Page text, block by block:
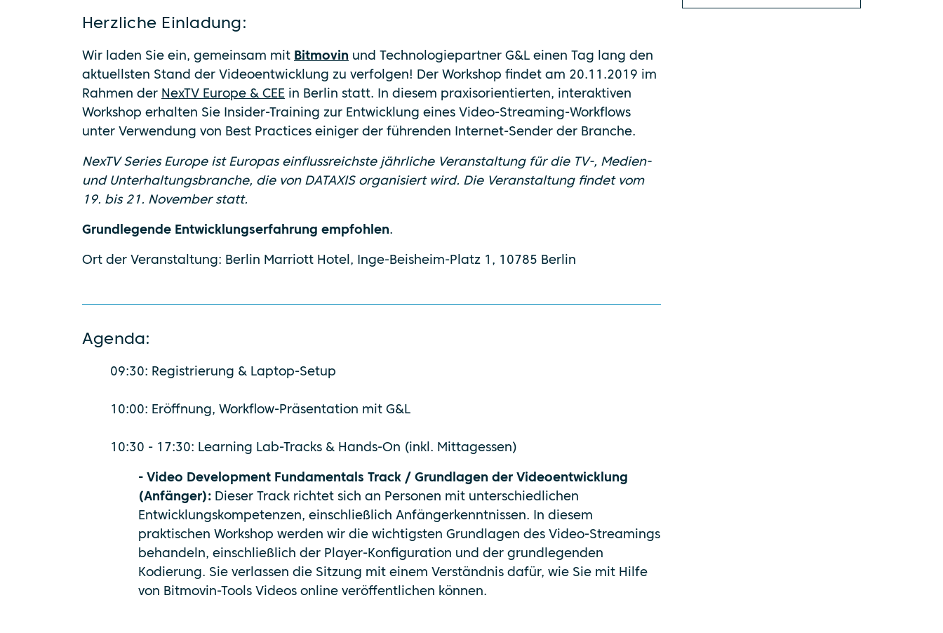
Herzliche Einladung:
Wir laden Sie ein, gemeinsam mit Bitmovin und Technologiepartner G&L einen Tag lang den
aktuellsten Stand der Videoentwicklung zu verfolgen! Der Workshop findet am 20.11.2019 im
Rahmen der NexTV Europe & CEE in Berlin statt. In diesem praxisorientierten, interaktiven
Workshop erhalten Sie Insider-Training zur Entwicklung eines Video-Streaming-Workflows
unter Verwendung von Best Practices einiger der führenden Internet-Sender der Branche.
NexTV Series Europe ist Europas einflussreichste jährliche Veranstaltung für die TV-, Medien-
und Unterhaltungsbranche, die von DATAXIS organisiert wird. Die Veranstaltung findet vom
19. bis 21. November statt.
Grundlegende Entwicklungserfahrung empfohlen.
Ort der Veranstaltung: Berlin Marriott Hotel, Inge-Beisheim-Platz 1, 10785 Berlin
Agenda:
09:30: Registrierung & Laptop-Setup
10:00: Eröffnung, Workflow-Präsentation mit G&L
10:30 - 17:30: Learning Lab-Tracks & Hands-On (inkl. Mittagessen)
- Video Development Fundamentals Track / Grundlagen der Videoentwicklung
(Anfänger): Dieser Track richtet sich an Personen mit unterschiedlichen
Entwicklungskompetenzen, einschließlich Anfängerkenntnissen. In diesem
praktischen Workshop werden wir die wichtigsten Grundlagen des Video-Streamings
behandeln, einschließlich der Player-Konfiguration und der grundlegenden
Kodierung. Sie verlassen die Sitzung mit einem Verständnis dafür, wie Sie mit Hilfe
von Bitmovin-Tools Videos online veröffentlichen können.